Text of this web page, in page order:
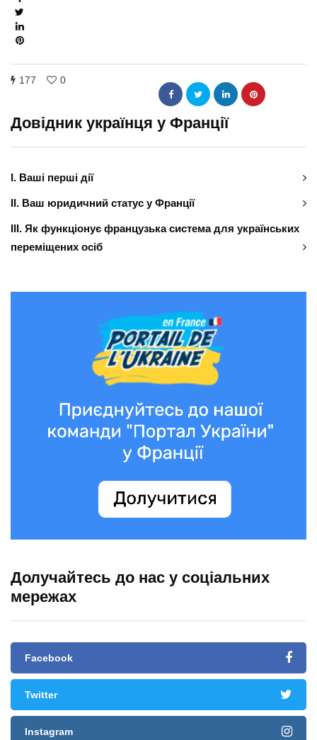
177 0
Довідник українця у Франції
І. Ваші перші дії
ІІ. Ваш юридичний статус у Франції
ІІІ. Як функціонує французька система для українських
переміщених осіб
Долучайтесь до нас у соціальних
мережах
Facebook
Twitter
Instagram